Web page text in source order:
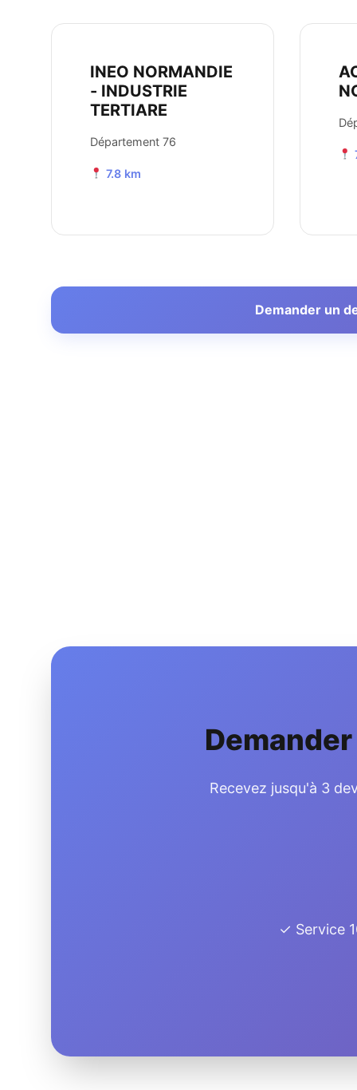
INEO NORMANDIE
- INDUSTRIE
TERTIARE
Département 76
7.8 km
Demander un
Recevez jusqu'à 3
✓ Service